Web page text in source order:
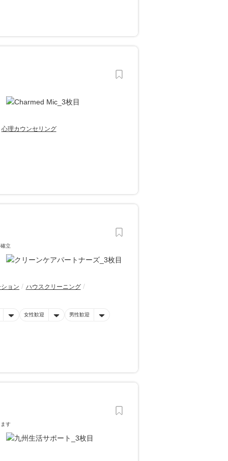
心理カウンセリング
立
ョン ハウスクリーニング
女性歓迎 男性歓迎
す